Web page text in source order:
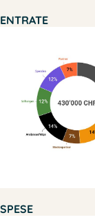
ENTRATE
SPESE